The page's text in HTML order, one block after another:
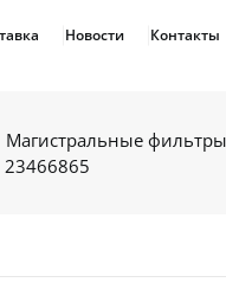
Новости Контакты
Магистральные
23466865